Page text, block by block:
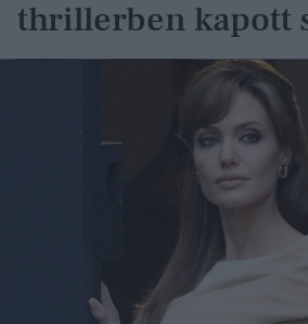
thrillerben kapott